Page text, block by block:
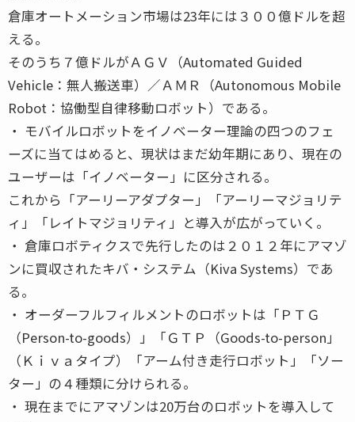
倉庫オートメーション市場は23年には３００億ドルを超
える。
そのうち７億ドルがＡＧＶ（Automated Guided
Vehicle：無人搬送車）／ＡＭＲ（Autonomous Mobile
Robot：協働型自律移動ロボット）である。
・ モバイルロボットをイノベーター理論の四つのフェ
ーズに当てはめると、現状はまだ幼年期にあり、現在の
ユーザーは「イノベーター」に区分される。
これから「アーリーアダプター」「アーリーマジョリテ
ィ」「レイトマジョリティ」と導入が広がっていく。
・ 倉庫ロボティクスで先行したのは２０１２年にアマゾ
ンに買収されたキバ・システム（Kiva Systems）であ
る。
・ オーダーフルフィルメントのロボットは「ＰＴＧ
（Person-to-goods）」「ＧＴＰ（Goods-to-person」
（Ｋｉｖａタイプ）「アーム付き走行ロボット」「ソー
ター」の４種類に分けられる。
・ 現在までにアマゾンは20万台のロボットを導入して